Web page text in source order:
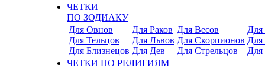
ЧЕТКИ
ПО ЗОДИАКУ
Для Овнов
Для Тельцов
Для Близнецов
Для Раков
Для Львов
Для Дев
Для Весов
Для Скорпионов
Для Стрельцов
Для
Для
ЧЕТКИ ПО РЕЛИГИЯМ